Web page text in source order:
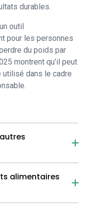
durables.
outil
pour les personnes
du poids par
montrent qu’il peut
utilisé dans le cadre
alimentaires